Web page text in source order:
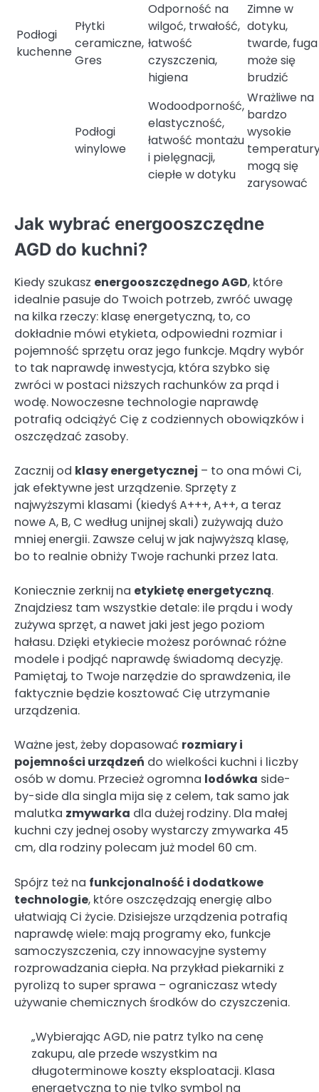
Podłogi
kuchenne
Płytki
ceramiczne,
Gres
Odporność na
wilgoć, trwałość,
łatwość
czyszczenia,
higiena
Zimne w
dotyku,
twarde, fuga
może się
brudzić
Podłogi
winylowe
Wodoodporność,
elastyczność,
łatwość montażu
i pielęgnacji,
ciepłe w dotyku
Wrażliwe na
bardzo
wysokie
mogą się
zarysować
Jak wybrać energooszczędne
AGD do kuchni?
Kiedy szukasz energooszczędnego AGD, które
idealnie pasuje do Twoich potrzeb, zwróć uwagę
na kilka rzeczy: klasę energetyczną, to, co
dokładnie mówi etykieta, odpowiedni rozmiar i
pojemność sprzętu oraz jego funkcje. Mądry wybór
to tak naprawdę inwestycja, która szybko się
zwróci w postaci niższych rachunków za prąd i
wodę. Nowoczesne technologie naprawdę
potrafią odciążyć Cię z codziennych obowiązków i
oszczędzać zasoby.
Zacznij od klasy energetycznej – to ona mówi Ci,
jak efektywne jest urządzenie. Sprzęty z
najwyższymi klasami (kiedyś A+++, A++, a teraz
nowe A, B, C według unijnej skali) zużywają dużo
mniej energii. Zawsze celuj w jak najwyższą klasę,
bo to realnie obniży Twoje rachunki przez lata.
Koniecznie zerknij na etykietę energetyczną.
Znajdziesz tam wszystkie detale: ile prądu i wody
zużywa sprzęt, a nawet jaki jest jego poziom
hałasu. Dzięki etykiecie możesz porównać różne
modele i podjąć naprawdę świadomą decyzję.
Pamiętaj, to Twoje narzędzie do sprawdzenia, ile
faktycznie będzie kosztować Cię utrzymanie
urządzenia.
Ważne jest, żeby dopasować rozmiary i
pojemności urządzeń do wielkości kuchni i liczby
osób w domu. Przecież ogromna lodówka side-
by-side dla singla mija się z celem, tak samo jak
malutka zmywarka dla dużej rodziny. Dla małej
kuchni czy jednej osoby wystarczy zmywarka 45
cm, dla rodziny polecam już model 60 cm.
Spójrz też na funkcjonalność i dodatkowe
technologie, które oszczędzają energię albo
ułatwiają Ci życie. Dzisiejsze urządzenia potrafią
naprawdę wiele: mają programy eko, funkcje
samoczyszczenia, czy innowacyjne systemy
rozprowadzania ciepła. Na przykład piekarniki z
pyrolizą to super sprawa – ograniczasz wtedy
używanie chemicznych środków do czyszczenia.
„Wybierając AGD, nie patrz tylko na cenę
zakupu, ale przede wszystkim na
długoterminowe koszty eksploatacji. Klasa
energetyczna to nie tylko symbol na